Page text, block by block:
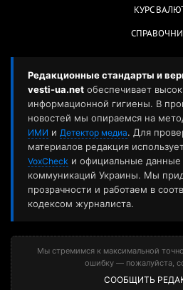
КУРС
Редакционные стандарты и
vesti-ua.net обеспечивает
информационной гигиены. В
новостей мы опираемся на
ИМИ и Детектор медиа. Для
материалов редакция
VoxCheck и официальные данные
коммуникаций Украины. Мы
прозрачности и работаем в
кодексом журналиста.
Мы стремимся к максимальной
ошибку — пожалуйста,
СООБЩИТЬ